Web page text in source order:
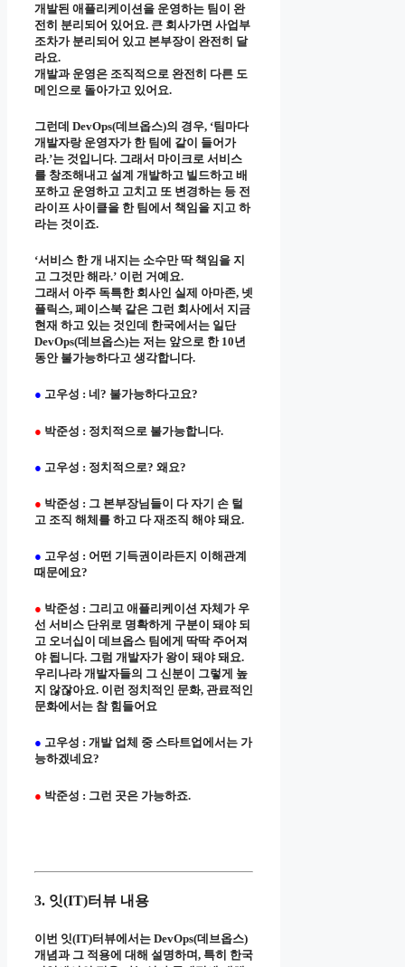
개발된 애플리케이션을 운영하는 팀이 완
전히 분리되어 있어요. 큰 회사가면 사업부
조차가 분리되어 있고 본부장이 완전히 달
라요.
개발과 운영은 조직적으로 완전히 다른 도
메인으로 돌아가고 있어요.
그런데 DevOps(데브옵스)의 경우, ‘팀마다
개발자랑 운영자가 한 팀에 같이 들어가
라.’는 것입니다. 그래서 마이크로 서비스
를 창조해내고 설계 개발하고 빌드하고 배
포하고 운영하고 고치고 또 변경하는 등 전
라이프 사이클을 한 팀에서 책임을 지고 하
라는 것이죠.
‘서비스 한 개 내지는 소수만 딱 책임을 지
고 그것만 해라.’ 이런 거예요.
그래서 아주 독특한 회사인 실제 아마존, 넷
플릭스, 페이스북 같은 그런 회사에서 지금
현재 하고 있는 것인데 한국에서는 일단
DevOps(데브옵스)는 저는 앞으로 한 10년
동안 불가능하다고 생각합니다.
● 고우성 : 네? 불가능하다고요?
● 박준성 : 정치적으로 불가능합니다.
● 고우성 : 정치적으로? 왜요?
● 박준성 : 그 본부장님들이 다 자기 손 털
고 조직 해체를 하고 다 재조직 해야 돼요.
● 고우성 : 어떤 기득권이라든지 이해관계
때문에요?
● 박준성 : 그리고 애플리케이션 자체가 우
선 서비스 단위로 명확하게 구분이 돼야 되
고 오너십이 데브옵스 팀에게 딱딱 주어져
야 됩니다. 그럼 개발자가 왕이 돼야 돼요.
우리나라 개발자들의 그 신분이 그렇게 높
지 않잖아요. 이런 정치적인 문화, 관료적인
문화에서는 참 힘들어요
● 고우성 : 개발 업체 중 스타트업에서는 가
능하겠네요?
● 박준성 : 그런 곳은 가능하죠.
3. 잇(IT)터뷰 내용
이번 잇(IT)터뷰에서는 DevOps(데브옵스)
개념과 그 적용에 대해 설명하며, 특히 한국